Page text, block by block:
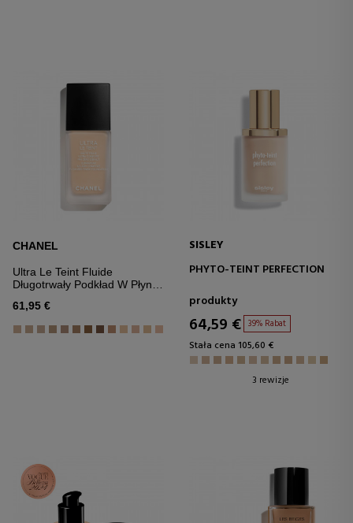
CHANEL
Ultra Le Teint Fluide
Długotrwały Podkład W Płynie
Nieskazitelne Wykończenie
61,95 €
SISLEY
PHYTO-TEINT PERFECTION
produkty
64,59 € 39% Rabat
Stała cena 105,60 €
3 rewizje